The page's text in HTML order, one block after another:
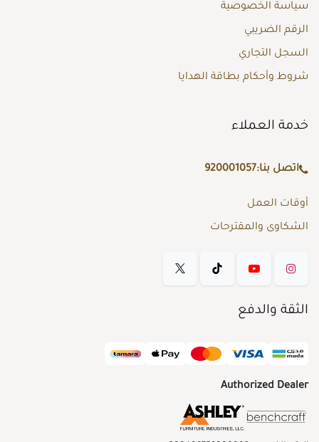
سياسة الخصوصية
الرقم الضريبي
السجل التجاري
شروط وأحكام بطاقة الهدايا
خدمة العملاء
اتصل بنا:920001057
أوقات العمل
الشكاوى والمقترحات
الثقة والدفع
Authorized Dealer